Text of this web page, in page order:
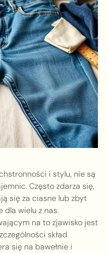
i stylu, nie są
Często zdarza się,
się za ciasne lub zbyt
dla wielu z nas.
na to zjawisko jest
skład
się na bawełnie i